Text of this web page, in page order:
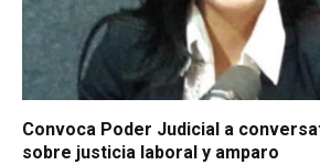
Convoca Poder Judicial a
sobre justicia laboral y amparo